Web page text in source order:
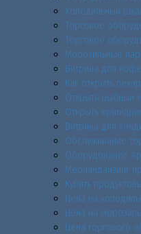
Холодильный
Торговое
Торговое
Морозильные
Витрина для
Как открыть
Открыть рыбный
Открыть
Витрина для
Обслуживание
Оборудование
Мерчандайзинг
Купить
Цена на
Цена на
Цена торгового